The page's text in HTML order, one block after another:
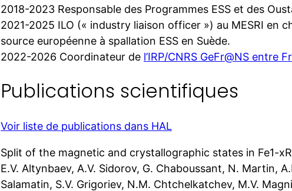
2018-2023 Responsable des Programmes ESS et des
2021-2025 ILO (« industry liaison officer ») au MESRI en
source européenne à spallation ESS en Suède.
2022-2026 Coordinateur de l’IRP/CNRS GeFr@NS entre
Publications scientifiques
Voir liste de publications dans HAL
Split of the magnetic and crystallographic states in Fe1-
E.V. Altynbaev, A.V. Sidorov, G. Chaboussant, N. Martin,
Salamatin, S.V. Grigoriev, N.M. Chtchelkatchev, M.V.